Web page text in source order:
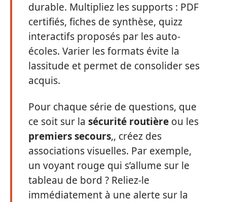
durable. Multipliez les supports : PDF
certifiés, fiches de synthèse, quizz
interactifs proposés par les auto-
écoles. Varier les formats évite la
lassitude et permet de consolider ses
acquis.
Pour chaque série de questions, que
ce soit sur la sécurité routière ou les
premiers secours,, créez des
associations visuelles. Par exemple,
un voyant rouge qui s’allume sur le
tableau de bord ? Reliez-le
immédiatement à une alerte sur la